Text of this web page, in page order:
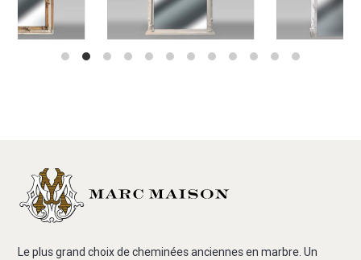
Le plus grand choix de cheminées anciennes en marbre. Un